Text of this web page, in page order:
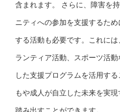
含まれます。 さらに、障害を
ニティへの参加を支援するた
する活動も必要です。これに
ランティア活動、スポーツ活
した支援プログラムを活用す
もや成人が自立した未来を実
踏み出すことができます。